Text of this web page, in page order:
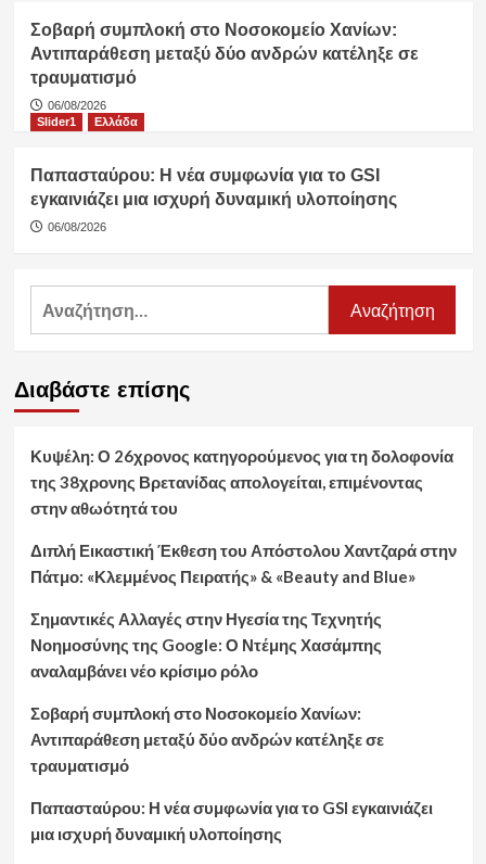
Σοβαρή συμπλοκή στο Νοσοκομείο Χανίων:
Αντιπαράθεση μεταξύ δύο ανδρών κατέληξε σε
τραυματισμό
06/08/2026
Slider1
Ελλάδα
Παπασταύρου: Η νέα συμφωνία για το GSI
εγκαινιάζει μια ισχυρή δυναμική υλοποίησης
06/08/2026
Αναζήτηση
Διαβάστε επίσης
Κυψέλη: Ο 26χρονος κατηγορούμενος για τη δολοφονία
της 38χρονης Βρετανίδας απολογείται, επιμένοντας
στην αθωότητά του
Διπλή Εικαστική Έκθεση του Απόστολου Χαντζαρά στην
Πάτμο: «Κλεμμένος Πειρατής» & «Beauty and Blue»
Σημαντικές Αλλαγές στην Ηγεσία της Τεχνητής
Νοημοσύνης της Google: Ο Ντέμης Χασάμπης
αναλαμβάνει νέο κρίσιμο ρόλο
Σοβαρή συμπλοκή στο Νοσοκομείο Χανίων:
Αντιπαράθεση μεταξύ δύο ανδρών κατέληξε σε
τραυματισμό
Παπασταύρου: Η νέα συμφωνία για το GSI εγκαινιάζει
μια ισχυρή δυναμική υλοποίησης